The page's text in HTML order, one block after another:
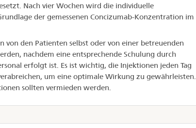
Nach vier Wochen wird die individuelle
der gemessenen Concizumab-Konzentration im
von den Patienten selbst oder von einer betreuenden
nachdem eine entsprechende Schulung durch
erfolgt ist. Es ist wichtig, die Injektionen jeden Tag
um eine optimale Wirkung zu gewährleisten.
sollten vermieden werden.